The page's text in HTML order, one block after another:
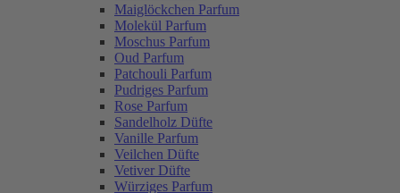
Maiglöckchen Parfum
Molekül Parfum
Moschus Parfum
Oud Parfum
Patchouli Parfum
Pudriges Parfum
Rose Parfum
Sandelholz Düfte
Vanille Parfum
Veilchen Düfte
Vetiver Düfte
Würziges Parfum